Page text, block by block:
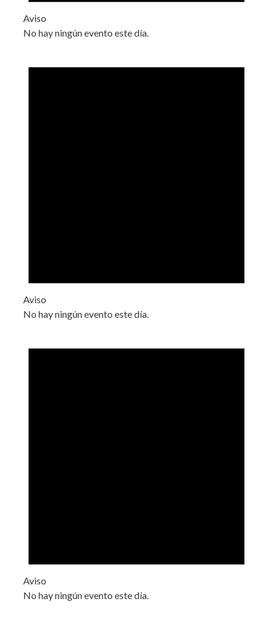
Aviso
No hay ningún evento este día.
Aviso
No hay ningún evento este día.
Aviso
No hay ningún evento este día.